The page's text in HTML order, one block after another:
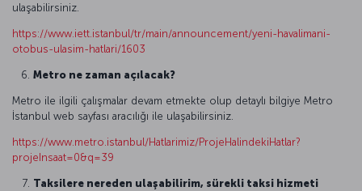
ulaşabilirsiniz.
https://www.iett.istanbul/tr/main/announcement/yeni-havalimani-
otobus-ulasim-hatlari/1603
Metro ne zaman açılacak?
Metro ile ilgili çalışmalar devam etmekte olup detaylı bilgiye Metro
İstanbul web sayfası aracılığı ile ulaşabilirsiniz.
https://www.metro.istanbul/Hatlarimiz/ProjeHalindekiHatlar?
projeInsaat=0&q=39
Taksilere nereden ulaşabilirim, sürekli taksi hizmeti